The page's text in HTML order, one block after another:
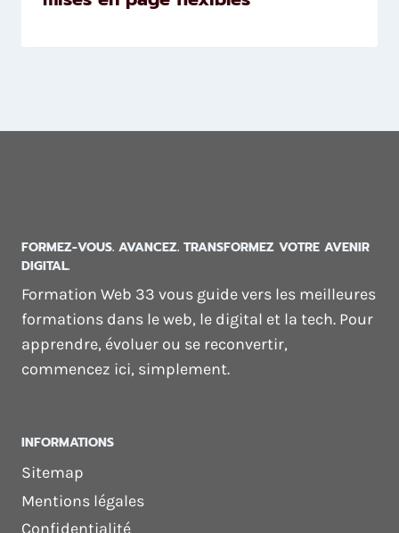
FORMEZ-VOUS. AVANCEZ. TRANSFORMEZ VOTRE AVENIR
DIGITAL.
Formation Web 33 vous guide vers les meilleures
formations dans le web, le digital et la tech. Pour
apprendre, évoluer ou se reconvertir,
commencez ici, simplement.
INFORMATIONS
Sitemap
Mentions légales
Confidentialité